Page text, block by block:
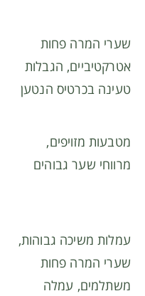
שערי המרה פחות
אטרקטיביים, הגבלות
טעינה בכרטיס הנטען
מטבעות מזויפים,
מרווחי שער גבוהים
עמלות משיכה גבוהות,
שערי המרה פחות
משתלמים, עמלה